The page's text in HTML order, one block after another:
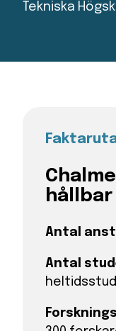
Tekniska
Antal
Antal